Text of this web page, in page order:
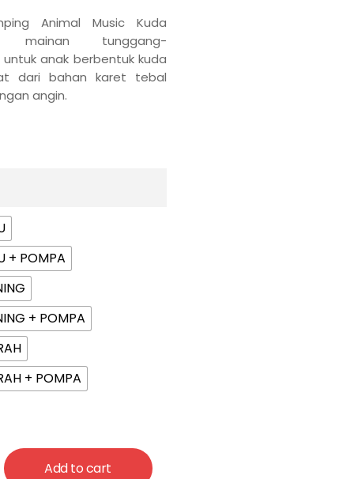
Animal Music Kuda
mainan tunggang-
anak berbentuk kuda
dari bahan karet tebal
angin.
+ POMPA
+ POMPA
+ POMPA
Add to cart